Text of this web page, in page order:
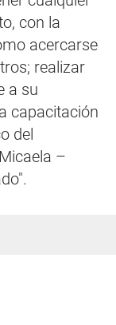
con la
acercarse
realizar
a su
capacitación
del
–